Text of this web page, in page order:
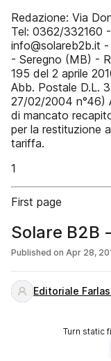
Redazione: Via
Tel: 0362/332160
info@solareb2b.it
- Seregno (MB) -
195 del 2 aprile
Abb. Postale D.L.
27/02/2004 n°46)
di mancato
per la restituzione
tariffa.
1
First page
Solare B2B
Published on Apr 28,
Editoriale
Turn static